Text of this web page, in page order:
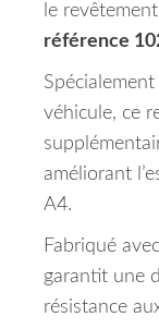
le
référence
véhicule, ce
améliorant
A4.
Fabriqué
garantit une
résistance